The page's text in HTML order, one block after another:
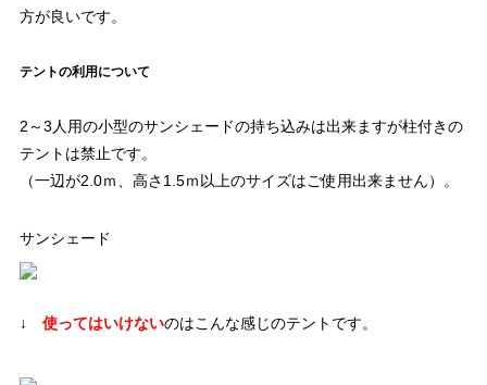
方が良いです。
テントの利用について
2～3人用の小型のサンシェードの持ち込みは出来ますが柱付きの
テントは禁止です。
（一辺が2.0ｍ、高さ1.5ｍ以上のサイズはご使用出来ません）。
サンシェード
↓ 使ってはいけないのはこんな感じのテントです。